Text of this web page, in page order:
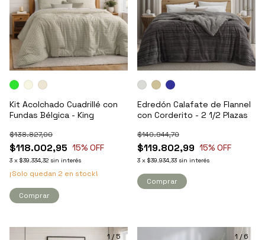
Kit Acolchado Cuadrillé con
Fundas Bélgica - King
$118.002,95
$138.827,00
15% OFF
3 x $39.334,32 sin interés
¡Solo quedan 2 en stock!
Comprar
Edredón Calafate de Flannel
con Corderito - 2 1/2 Plazas
$119.802,99
$140.944,70
15% OFF
3 x $39.934,33 sin interés
Comprar
1 /5 1 /6